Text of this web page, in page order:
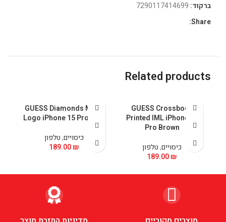
ברקוד:
Share:
Related products
GUESS Crossbody
Printed IML iPhone 15
Pro Brown
כיסויים,טלפון
189.00₪
GUESS Diamonds Metal
Logo iPhone 15 Pro Pink
כיסויים,טלפון
189.00₪